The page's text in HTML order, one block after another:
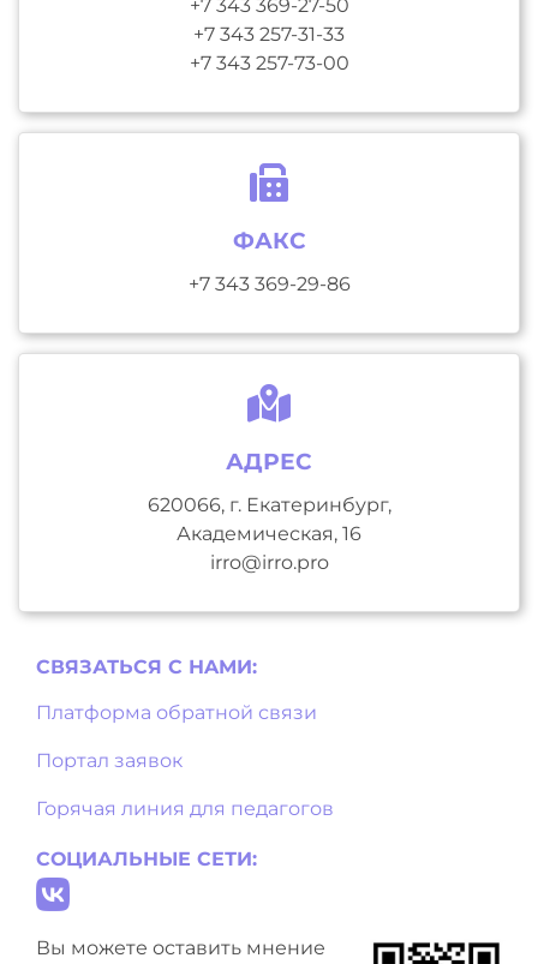
+7 343 369-27-50
+7 343 257-31-33
+7 343 257-73-00
ФАКС
+7 343 369-29-86
АДРЕС
620066, г. Екатеринбург,
Академическая, 16
irro@irro.pro
СВЯЗАТЬСЯ С НAМИ:
Платформа обратной связи
Портал заявок
Горячая линия для педагогов
СОЦИАЛЬНЫЕ СЕТИ:
Вы можете оставить мнение